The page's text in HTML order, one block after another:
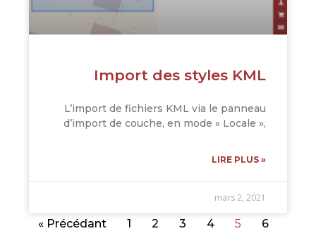
Import des styles KML
L’import de fichiers KML via le panneau
d’import de couche, en mode « Locale »,
LIRE PLUS »
mars 2, 2021
« Précédant 1 2 3 4 5
6